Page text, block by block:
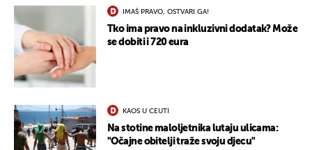
IMAŠ PRAVO, OSTVARI GA!
Tko ima pravo na inkluzivni dodatak? Može
se dobiti i 720 eura
KAOS U CEUTI
Na stotine maloljetnika lutaju ulicama:
"Očajne obitelji traže svoju djecu"